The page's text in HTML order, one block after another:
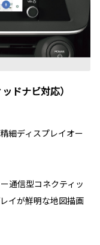
ドナビ対応）
細ディスプレイオー
通信型コネクティッ
イが鮮明な地図描画